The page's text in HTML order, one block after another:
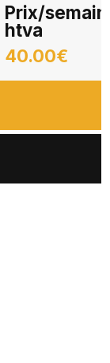
Prix/
htva
40.00€